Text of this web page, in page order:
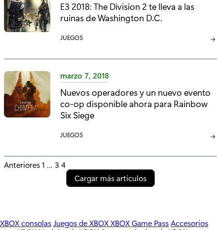
O
R
A
E3 2018: The Division 2 te lleva a las
ruinas de Washington D.C.
C
T
G
O
R
Í
:
JUEGOS
marzo 7, 2018
Nuevos operadores y un nuevo evento
co-op disponible ahora para Rainbow
Six Siege
C
T
E
A
JUEGOS
P
t
Anteriores1 … 3 4
Cargar más artículos
XBOX consolasJuegos de XBOXXBOX Game PassAccesorios